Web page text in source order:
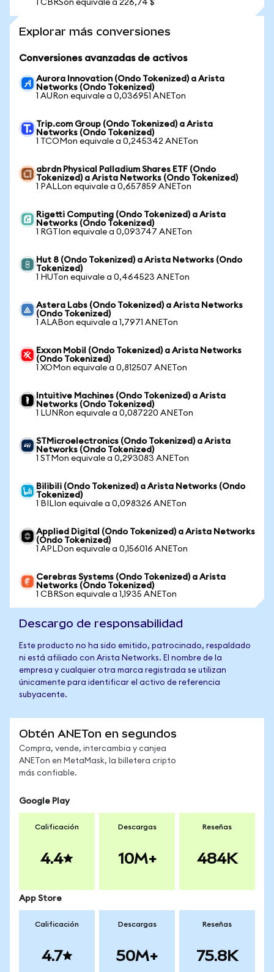
1 CBRSon equivale a 226,74 $
Explorar más conversiones
Conversiones avanzadas de activos
Aurora Innovation (Ondo Tokenized) a Arista
Networks (Ondo Tokenized)
1 AURon equivale a 0,036951 ANETon
Trip.com Group (Ondo Tokenized) a Arista
Networks (Ondo Tokenized)
1 TCOMon equivale a 0,245342 ANETon
abrdn Physical Palladium Shares ETF (Ondo
Tokenized) a Arista Networks (Ondo Tokenized)
1 PALLon equivale a 0,657859 ANETon
Rigetti Computing (Ondo Tokenized) a Arista
Networks (Ondo Tokenized)
1 RGTIon equivale a 0,093747 ANETon
Hut 8 (Ondo Tokenized) a Arista Networks (Ondo
Tokenized)
1 HUTon equivale a 0,464523 ANETon
Astera Labs (Ondo Tokenized) a Arista Networks
(Ondo Tokenized)
1 ALABon equivale a 1,7971 ANETon
Exxon Mobil (Ondo Tokenized) a Arista Networks
(Ondo Tokenized)
1 XOMon equivale a 0,812507 ANETon
Intuitive Machines (Ondo Tokenized) a Arista
Networks (Ondo Tokenized)
1 LUNRon equivale a 0,087220 ANETon
STMicroelectronics (Ondo Tokenized) a Arista
Networks (Ondo Tokenized)
1 STMon equivale a 0,293083 ANETon
Bilibili (Ondo Tokenized) a Arista Networks (Ondo
Tokenized)
1 BILIon equivale a 0,098326 ANETon
Applied Digital (Ondo Tokenized) a Arista Networks
(Ondo Tokenized)
1 APLDon equivale a 0,156016 ANETon
Cerebras Systems (Ondo Tokenized) a Arista
Networks (Ondo Tokenized)
1 CBRSon equivale a 1,1935 ANETon
Descargo de responsabilidad
Este producto no ha sido emitido, patrocinado, respaldado
ni está afiliado con Arista Networks. El nombre de la
empresa y cualquier otra marca registrada se utilizan
únicamente para identificar el activo de referencia
subyacente.
Obtén ANETon en segundos
Compra, vende, intercambia y canjea
ANETon en MetaMask, la billetera cripto
más confiable.
Google Play
Calificación
4.4
Descargas
10M+
Reseñas
484K
App Store
Calificación
4.7
Descargas
50M+
Reseñas
75.8K